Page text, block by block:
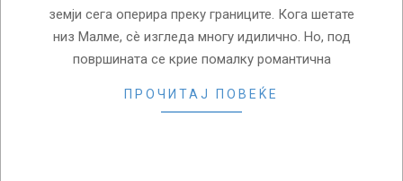
земји сега оперира преку границите. Кога шетате
низ Малме, сè изгледа многу идилично. Но, под
површината се крие помалку романтична
ПРОЧИТАЈ ПОВЕЌЕ